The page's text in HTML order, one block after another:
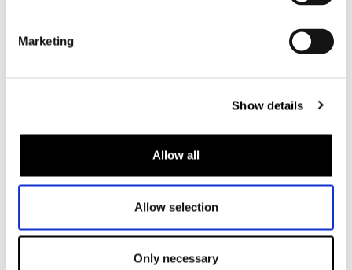
Marketing
Show details
Allow all
Allow selection
Only necessary
Dames
Motorbroek dames